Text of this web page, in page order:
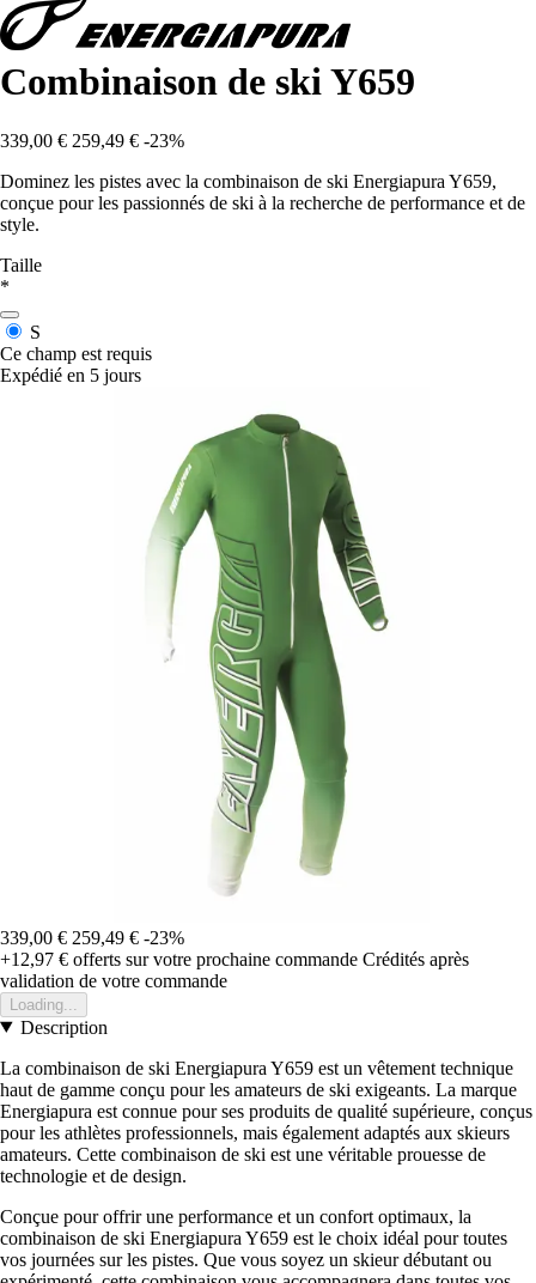
Combinaison de ski Y659
339,00 € 259,49 € -23%
Dominez les pistes avec la combinaison de ski Energiapura Y659,
conçue pour les passionnés de ski à la recherche de performance et de
style.
Taille
*
S
Ce champ est requis
Expédié en 5 jours
339,00 € 259,49 € -23%
+12,97 € offerts sur votre prochaine commande Crédités après
validation de votre commande
Loading...
Description
La combinaison de ski Energiapura Y659 est un vêtement technique
haut de gamme conçu pour les amateurs de ski exigeants. La marque
Energiapura est connue pour ses produits de qualité supérieure, conçus
pour les athlètes professionnels, mais également adaptés aux skieurs
amateurs. Cette combinaison de ski est une véritable prouesse de
technologie et de design.
Conçue pour offrir une performance et un confort optimaux, la
combinaison de ski Energiapura Y659 est le choix idéal pour toutes
vos journées sur les pistes. Que vous soyez un skieur débutant ou